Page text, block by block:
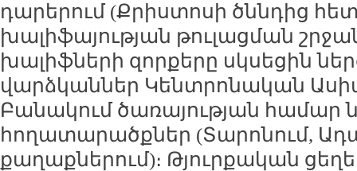
դարերում (Քրիստոսի ծննդից
խալիֆայության թուլացման
խալիֆների զորքերը սկսեցին
վարձկաններ Կենտրոնական
Բանակում ծառայության համար
հողատարածքներ (Տարոնում,
քաղաքներում)։ Թյուրքական